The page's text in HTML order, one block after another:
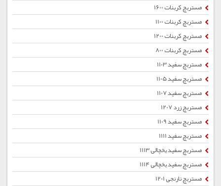
مستربچ کربنات 1600
مستربچ کربنات 1100
مستربچ کربنات 1200
مستربچ کربنات 800
مستربچ سفید 1103
مستربچ سفید 1105
مستربچ سفید 1107
مستربچ زرد 1207
مستربچ سفید 1109
مستربچ سفید 1111
مستربچ سفید یخچالی 1113
مستربچ سفید یخچالی 1114
مستربچ نارنجی 1201